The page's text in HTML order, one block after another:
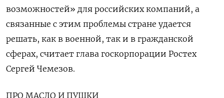
возможностей» для российских компаний, а
связанные с этим проблемы стране удается
решать, как в военной, так и в гражданской
сферах, считает глава госкорпорации Ростех
Сергей Чемезов.
ПРО МАСЛО И ПУШКИ